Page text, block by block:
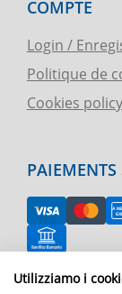
COMPTE
Login /
Politique de
Cookies policy
PAIEMENTS
RETOUR
Utilizziamo i